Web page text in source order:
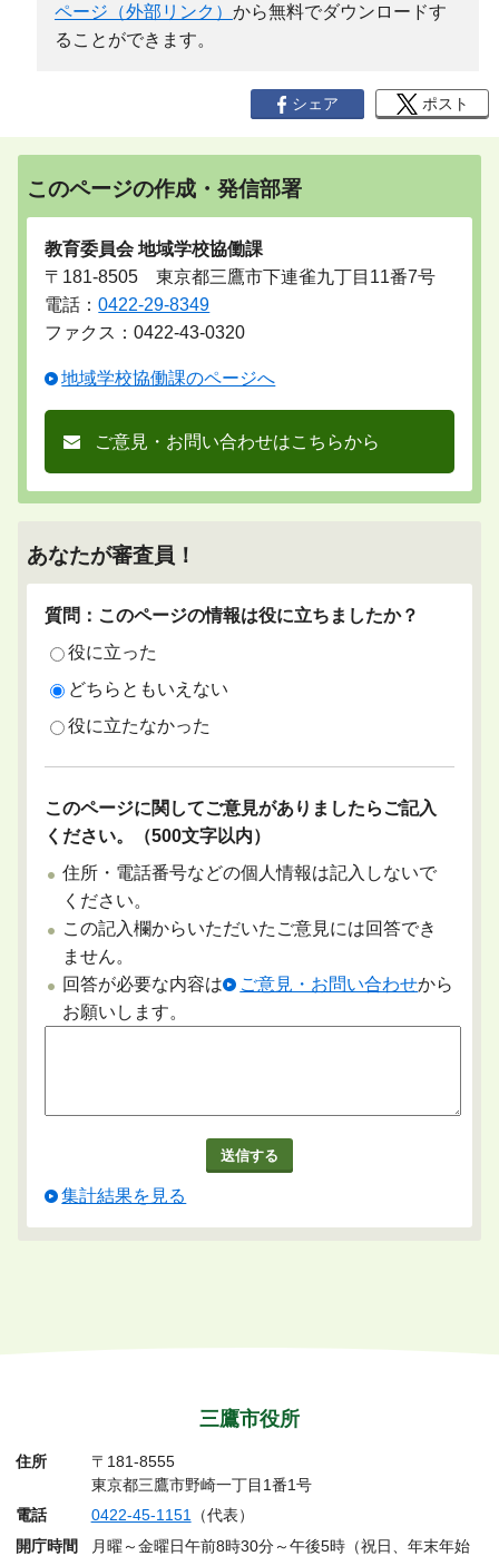
ページ（外部リンク） から無料でダウンロードす
ることができます。
シェア ポスト
このページの作成・発信部署
教育委員会 地域学校協働課
〒181-8505 東京都三鷹市下連雀九丁目11番7号
電話：0422-29-8349
ファクス：0422-43-0320
地域学校協働課のページへ
ご意見・お問い合わせはこちらから
あなたが審査員！
質問：このページの情報は役に立ちましたか？
役に立った
どちらともいえない
役に立たなかった
このページに関してご意見がありましたらご記入
ください。（500文字以内）
住所・電話番号などの個人情報は記入しないで
ください。
この記入欄からいただいたご意見には回答でき
ません。
回答が必要な内容は
ご意見・お問い合わせから
お願いします。
集計結果を見る
三鷹市役所
住所
〒181-8555
東京都三鷹市野崎一丁目1番1号
電話
0422-45-1151（代表）
開庁時間
月曜～金曜日午前8時30分～午後5時（祝日、年末年始